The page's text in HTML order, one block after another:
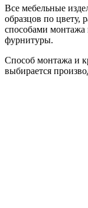
Все мебельные
образцов по цвету,
способами
фурнитуры.
Способ монтажа и
выбирается